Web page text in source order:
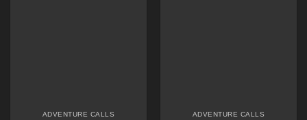
ADVENTURE CALLS ADVENTURE CALLS